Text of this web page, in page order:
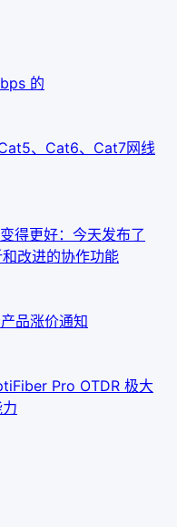
的
、Cat6、Cat7网线
得更好：今天发布了
改进的协作功能
品涨价通知
Pro OTDR 极大